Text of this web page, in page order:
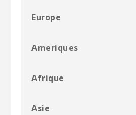
Europe
Ameriques
Afrique
Asie